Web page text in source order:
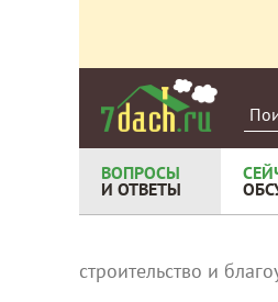
ВОПРОСЫ
И ОТВЕТЫ
строительство и